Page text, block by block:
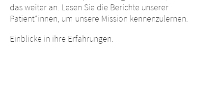
das weiter an. Lesen Sie die Berichte unserer
Patient*innen, um unsere Mission kennenzulernen.
Einblicke in ihre Erfahrungen: